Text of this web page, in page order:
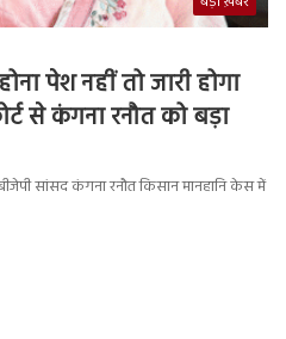
पेश नहीं तो जारी होगा
से कंगना रनौत को बड़ा
सांसद कंगना रनौत किसान मानहानि केस में